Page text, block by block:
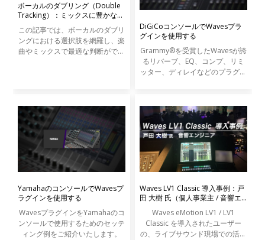
ボーカルのダブリング（Double
Tracking）：ミックスに豊かな厚
みをもたらすアプローチ
この記事では、ボーカルのダブリ
ングにおける選択肢を網羅し、楽
曲やミックスで最適な判断ができ
DiGiCoコンソールでWavesプラ
グインを使用する
Grammy®を受賞したWavesが誇
るリバーブ、EQ、コンプ、リミ
ッター、ディレイなどのプラグイ
することが可能です。Wavesプラ
グインは最高峰のレコーディン
YamahaのコンソールでWavesプ
ラグインを使用する
WavesプラグインをYamahaのコ
ンソールで使用するためのセッテ
ィング例をご紹介いたします。
Waves LV1 Classic 導入事例：戸
田 大樹 氏（個人事業主 / 音響エ
Waves eMotion LV1 / LV1
Classic を導入されたユーザー
の、ライブサウンド現場での活用